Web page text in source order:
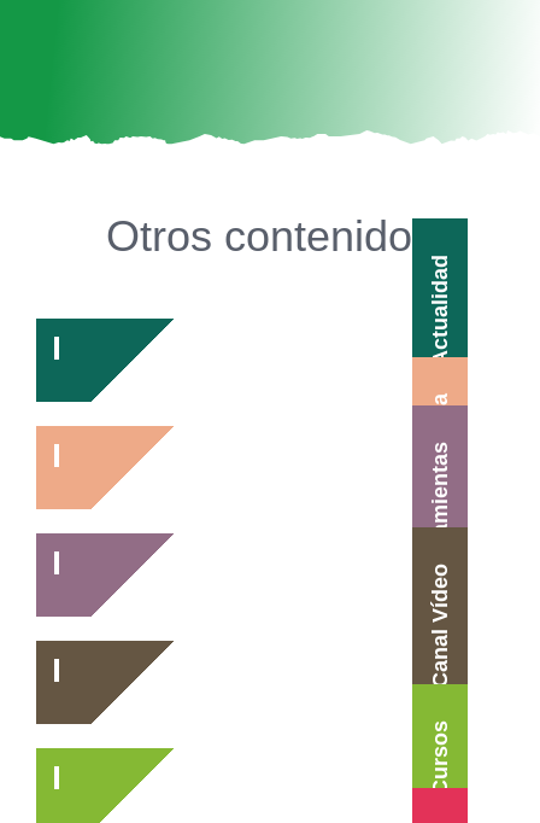
Otros contenidos
Actualidad
Agenda
Herramientas
Canal Vídeo
Cursos